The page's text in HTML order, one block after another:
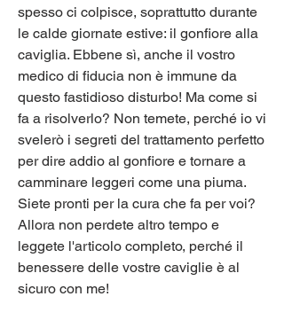
spesso ci colpisce, soprattutto durante
le calde giornate estive: il gonfiore alla
caviglia. Ebbene sì, anche il vostro
medico di fiducia non è immune da
questo fastidioso disturbo! Ma come si
fa a risolverlo? Non temete, perché io vi
svelerò i segreti del trattamento perfetto
per dire addio al gonfiore e tornare a
camminare leggeri come una piuma.
Siete pronti per la cura che fa per voi?
Allora non perdete altro tempo e
leggete l'articolo completo, perché il
benessere delle vostre caviglie è al
sicuro con me!